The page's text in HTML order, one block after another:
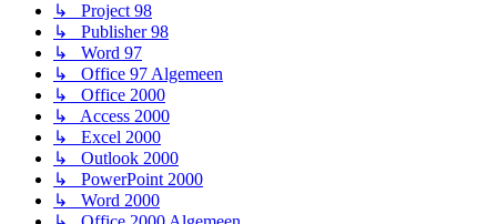
↳ Project 98
↳ Publisher 98
↳ Word 97
↳ Office 97 Algemeen
↳ Office 2000
↳ Access 2000
↳ Excel 2000
↳ Outlook 2000
↳ PowerPoint 2000
↳ Word 2000